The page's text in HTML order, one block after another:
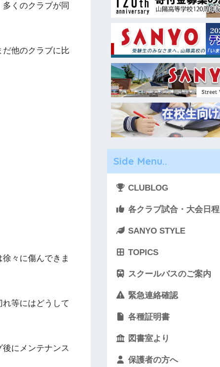
くのクラブが同
他のクラブに比
々に傷んできま
等にはどうして
にメンテナンス
Side Menu..
CLUBLOG
各クラブ試合・大会日程
SANYO STYLE
TOPICS
スクールバスのご案内
緊急連絡確認
各種証明書
図書室より
保護者の方へ